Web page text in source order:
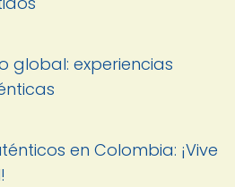
global: experiencias
en Colombia: ¡Vive